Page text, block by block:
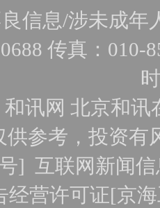
信息/涉未成年
传真：010-
讯网 北京和
供参考，投资有
]互联网新闻
营许可证[京